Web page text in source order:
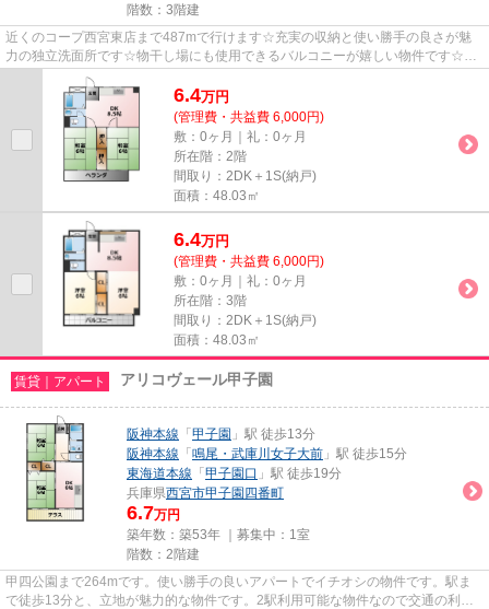
階数：3階建
近くのコープ西宮東店まで487mで行けます☆充実の収納と使い勝手の良さが魅
力の独立洗面所です☆物干し場にも使用できるバルコニーが嬉しい物件です☆RC
造の物件は遮音性が非常に高いので...
6.4万円
(管理費・共益費 6,000円)
敷：0ヶ月｜礼：0ヶ月
所在階：2階
間取り：2DK＋1S(納戸)
面積：48.03㎡
6.4万円
(管理費・共益費 6,000円)
敷：0ヶ月｜礼：0ヶ月
所在階：3階
間取り：2DK＋1S(納戸)
面積：48.03㎡
賃貸｜アパート アリコヴェール甲子園
阪神本線 「 甲子園 」駅 徒歩13分
阪神本線 「 鳴尾・武庫川女子大前 」駅 徒歩15分
東海道本線 「 甲子園口 」駅 徒歩19分
兵庫県西宮市甲子園四番町
6.7万円
築年数：築53年 ｜募集中： 1室
階数：2階建
甲四公園まで264mです。使い勝手の良いアパートでイチオシの物件です。駅ま
で徒歩13分と、立地が魅力的な物件です。2駅利用可能な物件なので交通の利便